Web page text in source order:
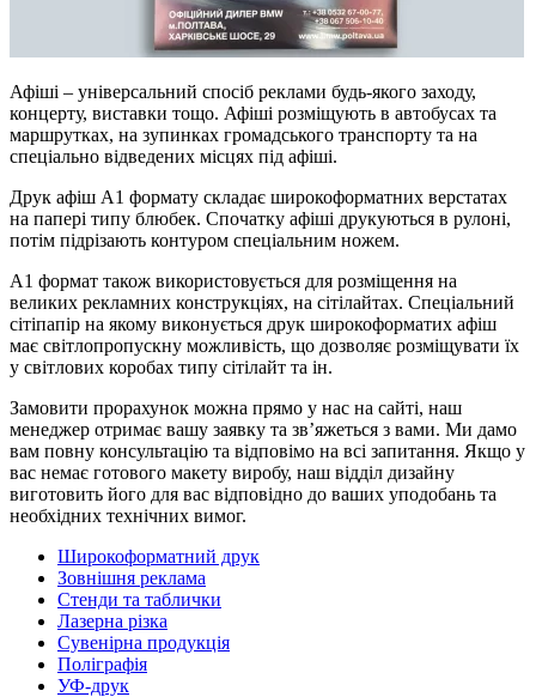
Афіші – універсальний спосіб реклами будь-якого заходу,
концерту, виставки тощо. Афіші розміщують в автобусах та
маршрутках, на зупинках громадського транспорту та на
спеціально відведених місцях під афіші.
Друк афіш А1 формату складає широкоформатних верстатах
на папері типу блюбек. Спочатку афіші друкуються в рулоні,
потім підрізають контуром спеціальним ножем.
А1 формат також використовується для розміщення на
великих рекламних конструкціях, на сітілайтах. Спеціальний
сітіпапір на якому виконується друк широкоформатих афіш
має світлопропускну можливість, що дозволяє розміщувати їх
у світлових коробах типу сітілайт та ін.
Замовити прорахунок можна прямо у нас на сайті, наш
менеджер отримає вашу заявку та зв’яжеться з вами. Ми дамо
вам повну консультацію та відповімо на всі запитання. Якщо у
вас немає готового макету виробу, наш відділ дизайну
виготовить його для вас відповідно до ваших уподобань та
необхідних технічних вимог.
Широкоформатний друк
Зовнішня реклама
Стенди та таблички
Лазерна різка
Сувенірна продукція
Поліграфія
УФ-друк